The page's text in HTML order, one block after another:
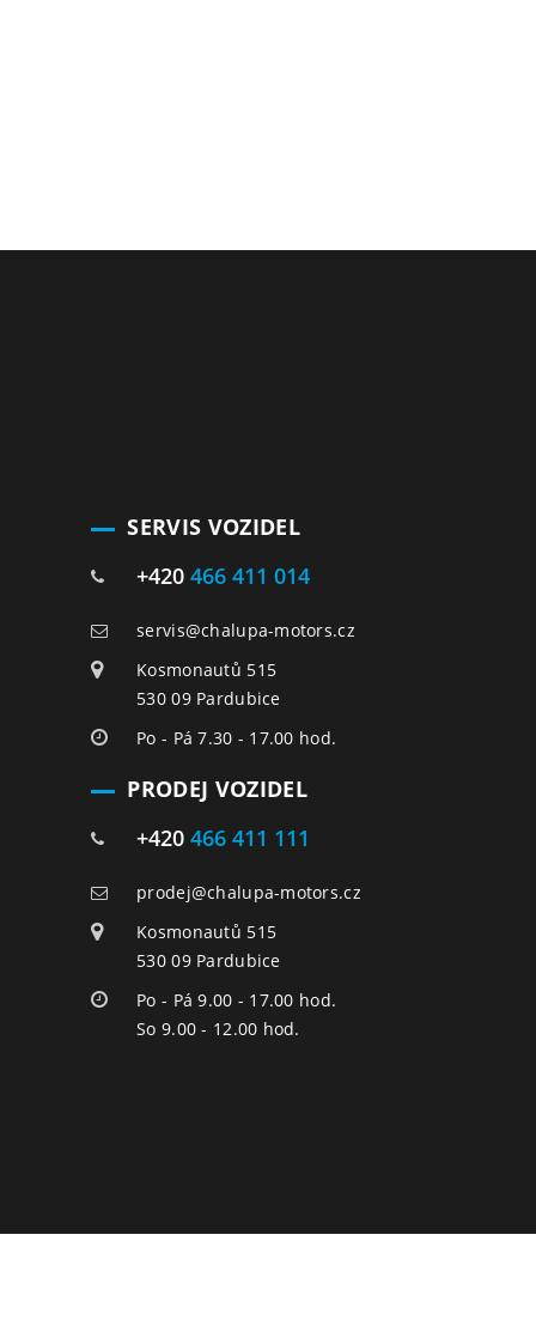
SERVIS VOZIDEL
+420 466 411 014
servis@chalupa-motors.cz
Kosmonautů 515
530 09 Pardubice
Po - Pá 7.30 - 17.00 hod.
PRODEJ VOZIDEL
+420 466 411 111
prodej@chalupa-motors.cz
Kosmonautů 515
530 09 Pardubice
Po - Pá 9.00 - 17.00 hod.
So 9.00 - 12.00 hod.